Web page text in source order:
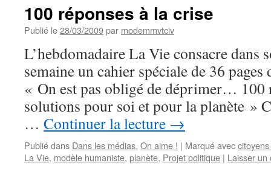
100 réponses à la crise
Publié le28/03/2009par modemmvtciv
L’hebdomadaire La Vie consacre dans
semaine un cahier spéciale de 36
« On est pas obligé de déprimer… 100
solutions pour soi et pour la planète »
… Continuer la lecture →
Publié dans Dans les médias, On aime ! | Marqué avec
La Vie, modèle humaniste, planète, Projet politique | Laisser un